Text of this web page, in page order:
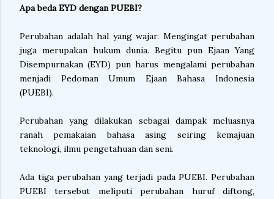
Apa beda EYD dengan PUEBI?
Perubahan adalah hal yang wajar. Mengingat perubahan
juga merupakan hukum dunia. Begitu pun Ejaan Yang
Disempurnakan (EYD) pun harus mengalami perubahan
menjadi Pedoman Umum Ejaan Bahasa Indonesia
(PUEBI).
Perubahan yang dilakukan sebagai dampak meluasnya
ranah pemakaian bahasa asing seiring kemajuan
teknologi, ilmu pengetahuan dan seni.
Ada tiga perubahan yang terjadi pada PUEBI. Perubahan
PUEBI tersebut meliputi perubahan huruf diftong,